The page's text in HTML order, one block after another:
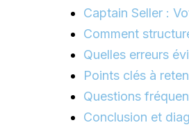
Captain Seller :
Comment
Quelles erreurs
Points clés à
Questions
Conclusion et